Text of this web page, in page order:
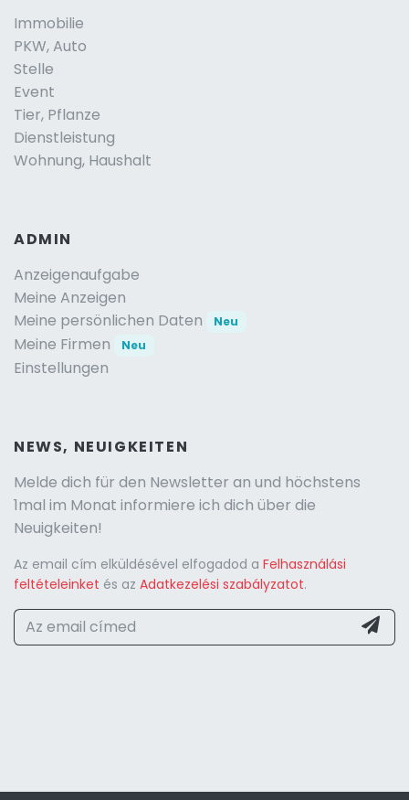
Immobilie
PKW, Auto
Stelle
Event
Tier, Pflanze
Dienstleistung
Wohnung, Haushalt
ADMIN
Anzeigenaufgabe
Meine Anzeigen
Meine persönlichen Daten
Neu
Meine Firmen Neu
Einstellungen
NEWS, NEUIGKEITEN
Melde dich für den Newsletter an und höchstens
1mal im Monat informiere ich dich über die
Neuigkeiten!
Az email cím elküldésével elfogadod a Felhasználási
feltételeinket és az Adatkezelési szabályzatot.